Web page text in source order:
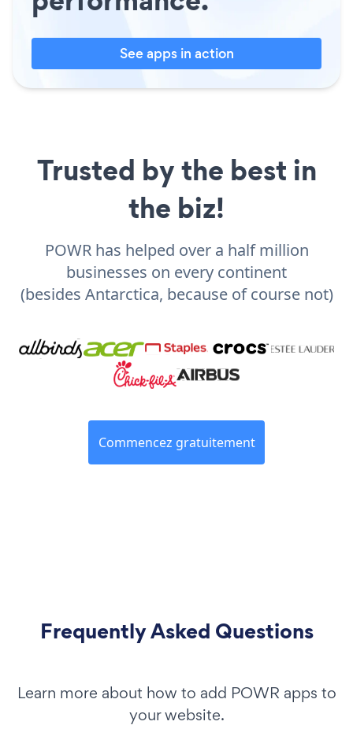
See apps in action
Trusted by the best in
the biz!
POWR has helped over a half million
businesses on every continent
(besides Antarctica, because of course not)
Commencez gratuitement
Frequently Asked Questions
Learn more about how to add POWR apps to
your website.